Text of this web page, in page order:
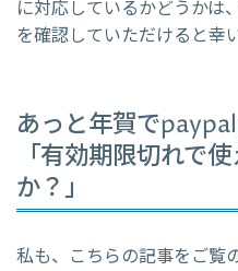
に対応しているかどうかは
を確認していただけると幸
あっと年賀で
「有効期限切れで
か？」
私も、こちらの記事をご覧